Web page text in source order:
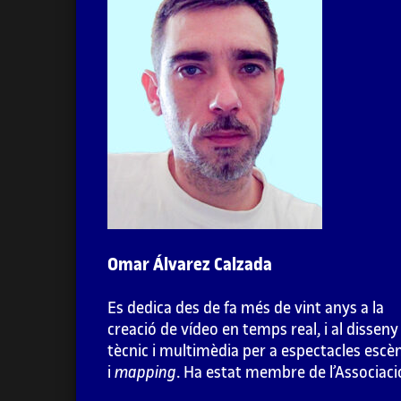
1. Introducció a les instal·lacions
audiovisuals
1.1. Presentació
1.2. Tipologies
3. Llum, so, moviment i espai
4. Interactivitat
Omar Álvarez Calzada
Es dedica des de fa més de vint anys a la
creació de vídeo en temps real, i al disseny
tècnic i multimèdia per a espectacles
i mapping. Ha estat membre de